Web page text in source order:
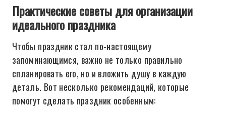
Практические советы для организации
идеального праздника
Чтобы праздник стал по-настоящему
запоминающимся, важно не только правильно
спланировать его, но и вложить душу в каждую
деталь. Вот несколько рекомендаций, которые
помогут сделать праздник особенным: